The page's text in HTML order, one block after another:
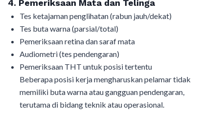
4. Pemeriksaan Mata dan Telinga
Tes ketajaman penglihatan (rabun jauh/dekat)
Tes buta warna (parsial/total)
Pemeriksaan retina dan saraf mata
Audiometri (tes pendengaran)
Pemeriksaan THT untuk posisi tertentu
Beberapa posisi kerja mengharuskan pelamar tidak
memiliki buta warna atau gangguan pendengaran,
terutama di bidang teknik atau operasional.